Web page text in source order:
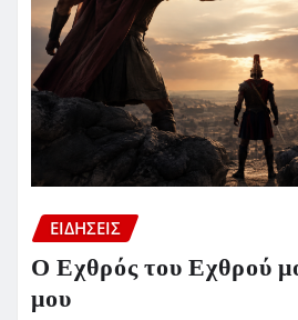
ΕΙΔΗΣΕΙΣ
Ο Εχθρός του Εχθρού
μου